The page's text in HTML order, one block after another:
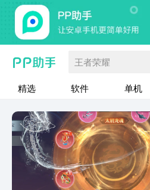
王者荣耀
精选 软件 单机